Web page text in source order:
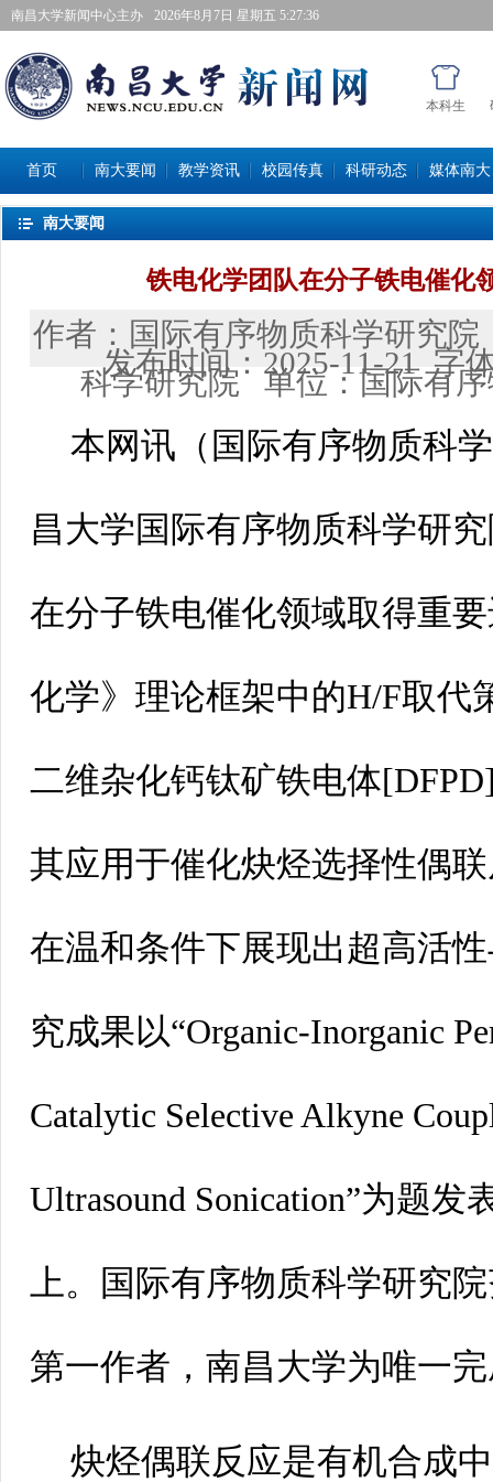
南昌大学新闻中心主办 2026年8月7日星期五 5:27:37
本科生
首页 南大要闻 教学资讯 校园传真 科研动态 媒体南大
南大要闻
铁电化学团队在分子铁电催化
作者： 国际有序物质科学研究院
科学研究院
单位：国际有
发布时间： 2025-11-21 字
本网讯（ 国际有序物质科
昌大学国际有序物质科学研
在分子铁电催化领域取得重
化学》理论框架中的H/F取代
二维杂化钙钛矿铁电体
其应用于催化炔烃选择性偶
在温和条件下展现出超高活
究成果以“Organic-
CatalyticSelective Alkyne
UltrasoundSonication”为题发
上。国际有序物质科学研究
第一作者，南昌大学为唯一
炔烃偶联反应是有机合成